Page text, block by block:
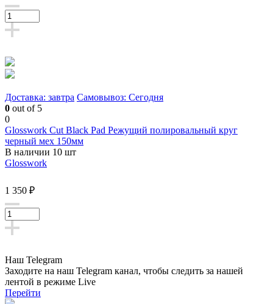
Доставка: завтра Самовывоз: Сегодня
0 out of 5
0
Glosswork Cut Black Pad Режущий полировальный круг
черный мех 150мм
В наличии 10 шт
Glosswork
1 350 ₽
Наш Telegram
Заходите на наш Telegram канал, чтобы следить за нашей
лентой в режиме Live
Перейти